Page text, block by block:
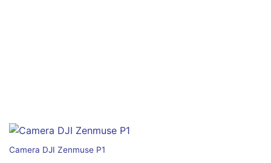
Camera DJI Zenmuse P1